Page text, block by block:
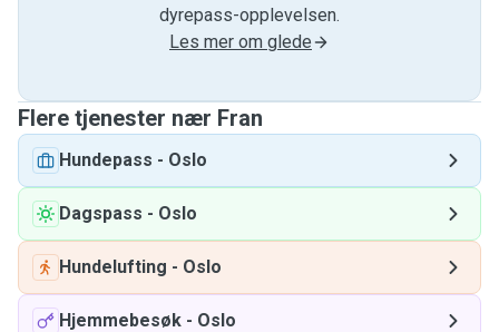
dyrepass-opplevelsen.
Les mer om glede
Flere tjenester nær Fran
Hundepass - Oslo
Dagspass - Oslo
Hundelufting - Oslo
Hjemmebesøk - Oslo